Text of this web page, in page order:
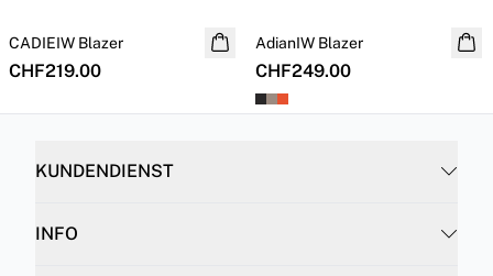
NEUHEITEN
CADIEIW Blazer
CHF219.00
AdianIW Blazer
CHF249.00
KUNDENDIENST
INFO